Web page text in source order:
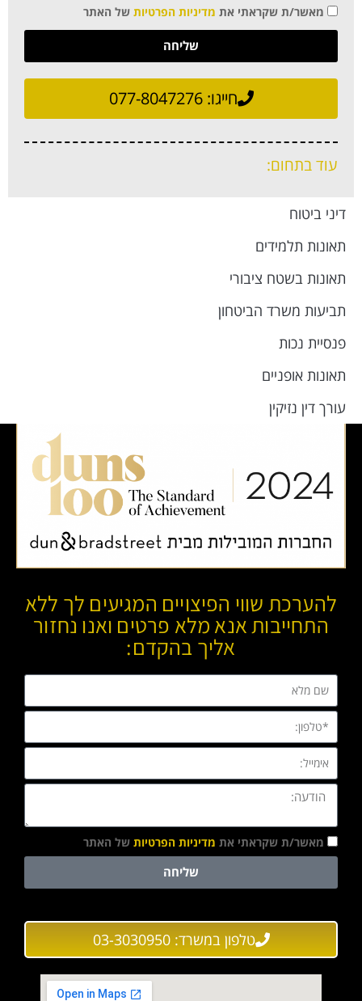
מאשר/ת שקראתי את מדיניות הפרטיות של האתר
שליחה
חייגו:077-8047276
עוד בתחום:
דיני ביטוח
תאונות תלמידים
תאונות בשטח ציבורי
תביעות משרד הביטחון
פנסיית נכות
תאונות אופניים
עורך דין נזיקין
חברת עורכי הדין
מתחם BBC מגדל הכשרת הישוב קומה 5
מייל:
להערכת שווי הפיצויים המגיעים לך ללא
התחייבות אנא מלא פרטים ואנו נחזור
אליך בהקדם:
מאשר/ת שקראתי את מדיניות הפרטיות של האתר
שליחה
טלפון במשרד: 03-3030950